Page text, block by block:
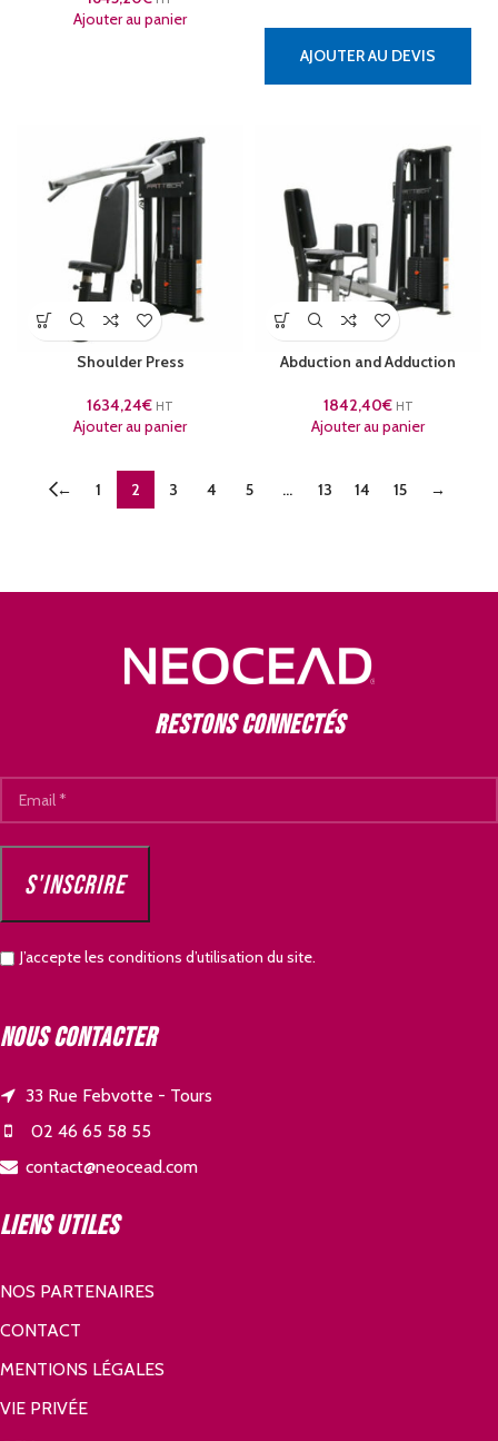
Ajouter au panier
AJOUTER AU DEVIS
Shoulder Press
1634,24€ HT
Ajouter au panier
Abduction and Adduction
1842,40€ HT
Ajouter au panier
← 1 2 3 4 5 … 13 14 15 →
Restons connectés
J’accepte les conditions d’utilisation du site.
Nous contacter
33 Rue Febvotte - Tours
02 46 65 58 55
contact@neocead.com
Liens utiles
NOS PARTENAIRES
CONTACT
MENTIONS LÉGALES
VIE PRIVÉE